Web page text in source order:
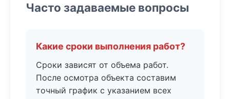
Часто задаваемые вопросы
Какие сроки выполнения работ?
Сроки зависят от объема работ.
После осмотра объекта составим
точный график с указанием всех